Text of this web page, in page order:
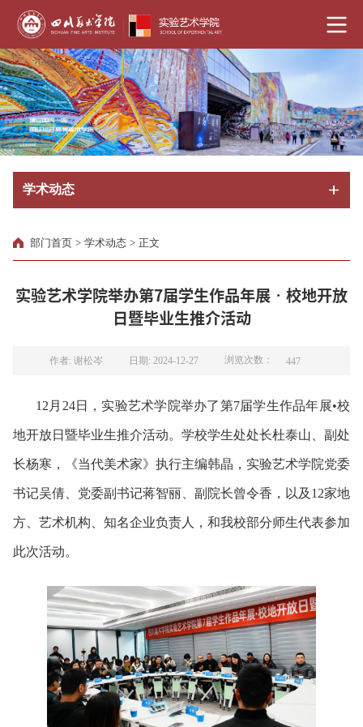
学术动态
部门首页 > 学术动态 > 正文
实验艺术学院举办第7届学生作品年展•校地开放
日暨毕业生推介活动
作者: 谢松岑 日期: 2024-12-27 浏览次数： 447
12月24日，实验艺术学院举办了第7届学生作品年展•校
地开放日暨毕业生推介活动。学校学生处处长杜泰山、副处
长杨寒，《当代美术家》执行主编韩晶，实验艺术学院党委
书记吴倩、党委副书记蒋智丽、副院长曾令香，以及12家地
方、艺术机构、知名企业负责人，和我校部分师生代表参加
此次活动。